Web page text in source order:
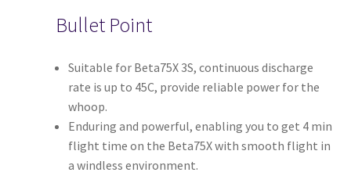
Bullet Point
Suitable for Beta75X 3S, continuous discharge
rate is up to 45C, provide reliable power for the
whoop.
Enduring and powerful, enabling you to get 4 min
flight time on the Beta75X with smooth flight in
a windless environment.